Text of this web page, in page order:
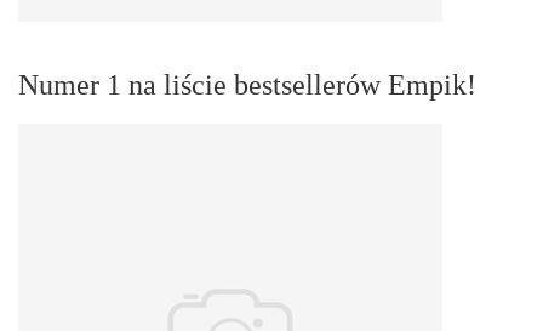
Numer 1 na liście bestsellerów Empik!